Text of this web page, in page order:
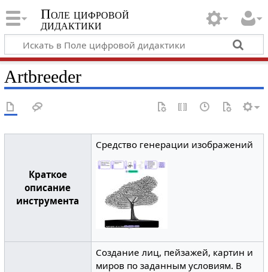
Поле цифровой
дидактики
Artbreeder
Краткое
описание
инструмента
Средство генерации изображений
Создание лиц, пейзажей, картин и
миров по заданным условиям. В